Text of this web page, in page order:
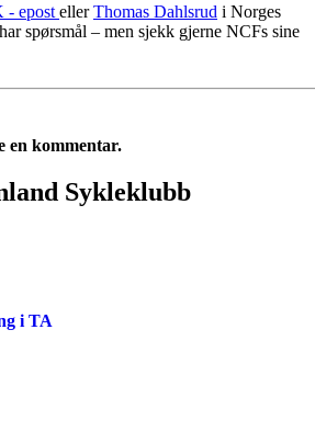
- epost ellerThomas Dahlsrud i Norges
spørsmål – men sjekk gjerne NCFs sine
en kommentar.
Sykleklubb
i TA